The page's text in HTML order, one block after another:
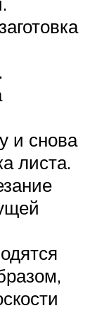
и снова
листа.